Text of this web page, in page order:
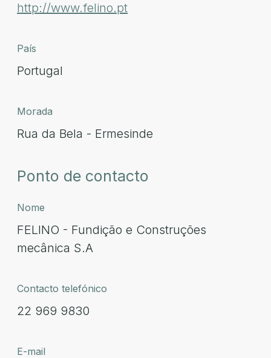
http://www.felino.pt
País
Portugal
Morada
Rua da Bela - Ermesinde
Ponto de contacto
Nome
FELINO - Fundição e Construções
mecânica S.A
Contacto telefónico
22 969 9830
E-mail